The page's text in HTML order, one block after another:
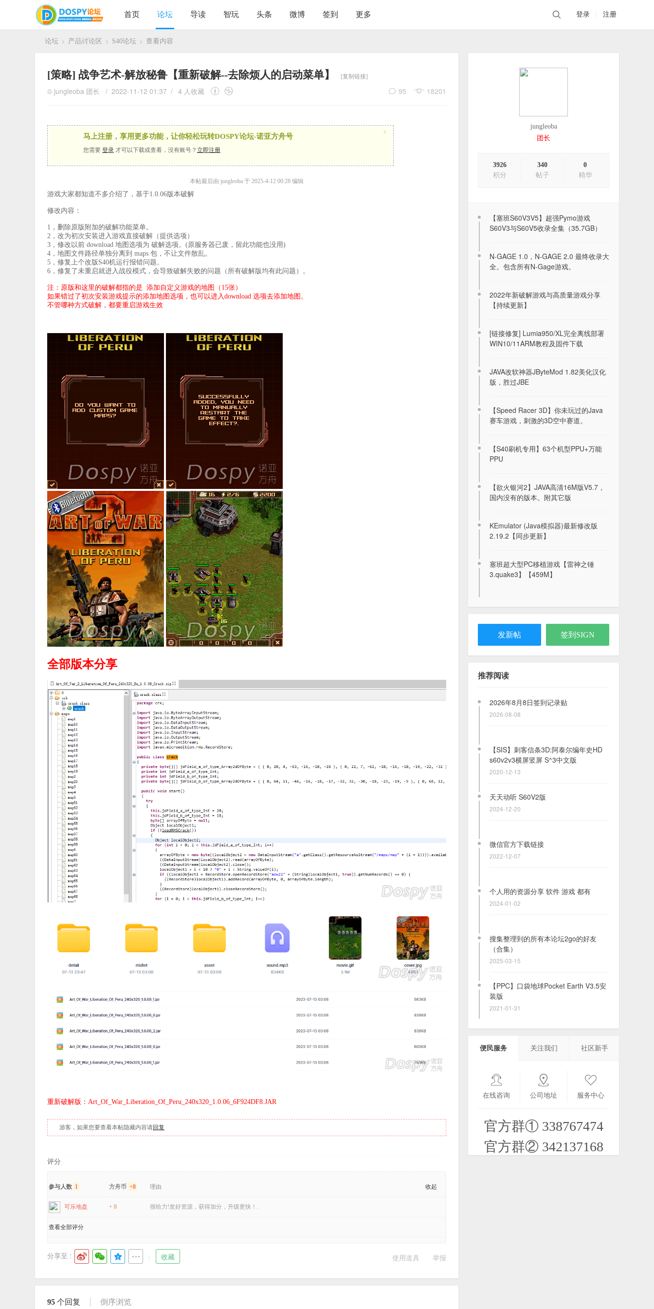
首页 论坛 导读 智玩 头条 微博 签到 更多 登录 注册
论坛 产品讨论区 S40论坛 查看内容
jungleoba
团长
3926
积分
340
帖子
0
精华
【塞班S60V3V5】超强Pymo游戏
S60V3与S60V5收录全集（35.7GB）
N-GAGE 1.0，N-GAGE 2.0 最终收录大
全。包含所有N-Gage游戏。
2022年新破解游戏与高质量游戏分享
【持续更新】
[链接修复] Lumia950/XL完全离线部署
WIN10/11ARM教程及固件下载
JAVA改软神器JByteMod 1.82美化汉化
版，胜过JBE
【Speed Racer 3D】你未玩过的Java
赛车游戏，刺激的3D空中赛道。
【S40刷机专用】63个机型PPU+万能
PPU
【欲火银河2】JAVA高清16M版V5.7，
国内没有的版本。附其它版
KEmulator (Java模拟器)最新修改版
2.19.2【同步更新】
塞班超大型PC移植游戏【雷神之锤
3.quake3】【459M】
发新帖 签到SIGN
推荐阅读
【J2ME软件】musicbox 音乐播放器
2026-07-28
2022-09-12
Ovi地图离线包 珍稀资源 ！！让你的塞
2021-04-14
2026年8月8日签到记录贴
2026-08-08
【SIS】刺客信条3D:阿泰尔编年史HD
s60v2v3横屏竖屏 S^3中文版
2020-12-13
天天动听 S60V2版
2024-12-20
微信官方下载链接
2022-12-07
个人用的资源分享 软件 游戏 都有
2024-01-02
搜集整理到的所有本论坛2go的好友
（合集）
2025-03-15
【PPC】口袋地球Pocket Earth V3.5安
装版
2021-01-31
TLS1.2 打开几乎所有网站！
诺基亚桌面-在安卓按键机上还原诺基亚
的体验
【教程】凤凰2012-S40刷机及读写权限
XX详情
2020-08-12
便民服务 关注我们 社区新手
在线咨询 公司地址 服务中心
官方群① 338767474
官方群② 342137168
[策略] 战争艺术-解放秘鲁【重新破解--去除烦人的启动菜单】 [复制链接]
© jungleoba 团长 / 2022-11-12 01:37 / 4 人收藏 18201
95
马上注册，享用更多功能，让你轻松玩转DOSPY论坛-诺亚方舟号
您需要 登录 才可以下载或查看，没有账号？ 立即注册
x
本帖最后由 jungleoba 于 2025-4-12 00:28 编辑
游戏大家都知道不多介绍了，基于1.0.06版本破解
修改内容：
1，删除原版附加的破解功能菜单。
2，改为初次安装进入游戏直接破解（提供选项）
3，修改以前 download 地图选项为 破解选项。(原服务器已废，留此功能也没用)
4，地图文件路径单独分离到 maps 包，不让文件散乱。
5，修复上个改版S40机运行报错问题。
6，修复了未重启就进入战役模式，会导致破解失败的问题（所有破解版均有此问题）。
注：原版和这里的破解都指的是 添加自定义游戏的地图（15张）
如果错过了初次安装游戏提示的添加地图选项，也可以进入download 选项去添加地图。
不管哪种方式破解，都要重启游戏生效
全部版本分享
重新破解版：Art_Of_War_Liberation_Of_Peru_240x320_1.0.06_6F924DF8.JAR
游客，如果您要查看本帖隐藏内容请回复
评分
参与人数 1 方舟币 +8 收起
理由
可乐地盘 + 8 很给力!发好资源，获得加分，升级更快！.
查看全部评分
分享至 : 收藏 使用道具 举报
95 个回复 倒序浏览